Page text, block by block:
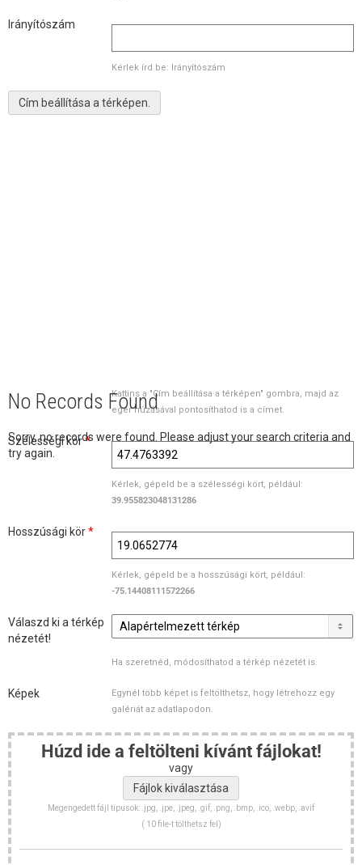
Irányítószám
Kérlek írd be: Irányítószám
No Records Found
Sorry, no records were found. Please adjust your search criteria and
try again.
Kattins a "Cím beállítása a térképen" gombra, majd az
egér húzásával pontosíthatod is a címet.
Szélességi kör*
Kérlek, gépeld be a szélességi kört, például:
39.955823048131286
Hosszúsági kör*
Kérlek, gépeld be a hosszúsági kört, például:
-75.14408111572266
Válaszd ki a térkép
nézetét!
Ha szeretnéd, módosíthatod a térkép nézetét is.
Képek
Egynél több képet is feltölthetsz, hogy létrehozz egy
galériát az adatlapodon.
Húzd ide a feltölteni kívánt fájlokat!
vagy
Megengedett fájl típusok: .jpg, .jpe, .jpeg, .gif, .png, .bmp, .ico, .webp, .avif
( 10 file-t tölthetsz fel)